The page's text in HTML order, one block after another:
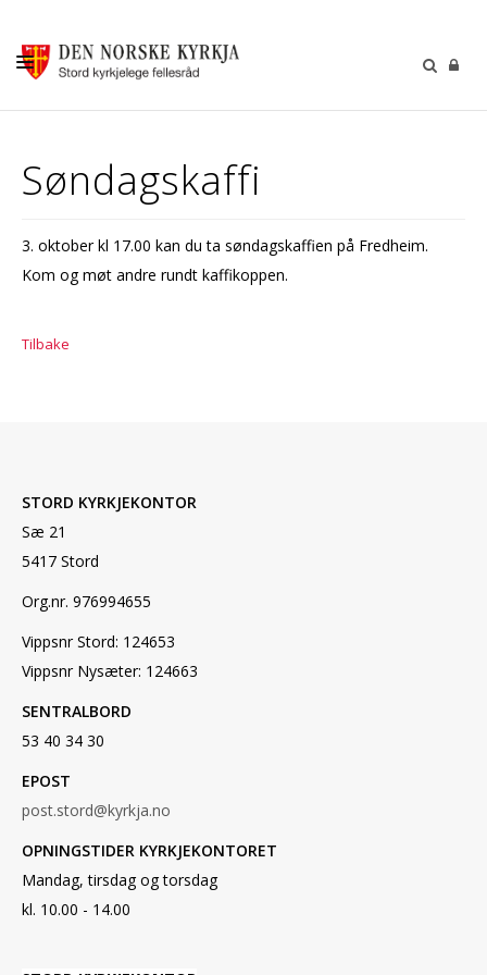
GUDSTENESTER
INFORMASJON
Søndagskaffi
3. oktober kl 17.00 kan du ta søndagskaffien på Fredheim.
Kom og møt andre rundt kaffikoppen.
Tilbake
STORD KYRKJEKONTOR
Sæ 21
5417 Stord
Org.nr. 976994655
Vippsnr Stord: 124653
Vippsnr Nysæter: 124663
SENTRALBORD
53 40 34 30
EPOST
post.stord@kyrkja.no
OPNINGSTIDER KYRKJEKONTORET
Mandag, tirsdag og torsdag
kl. 10.00 - 14.00